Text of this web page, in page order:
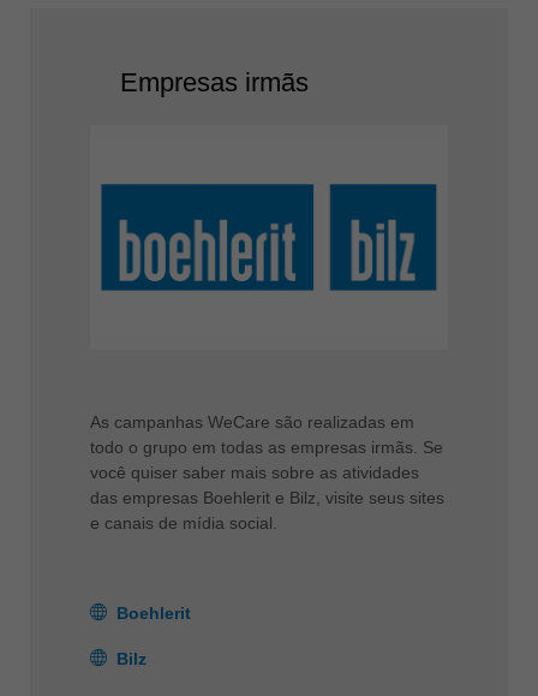
Empresas irmãs
As campanhas WeCare são realizadas em
todo o grupo em todas as empresas irmãs. Se
você quiser saber mais sobre as atividades
das empresas Boehlerit e Bilz, visite seus sites
e canais de mídia social.
Boehlerit
Bilz